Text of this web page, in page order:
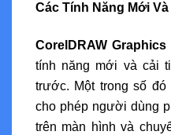
Các Tính Năng Mới Và
CorelDRAW Graphics
tính năng mới và cải
trước. Một trong số đó
cho phép người dùng
trên màn hình và